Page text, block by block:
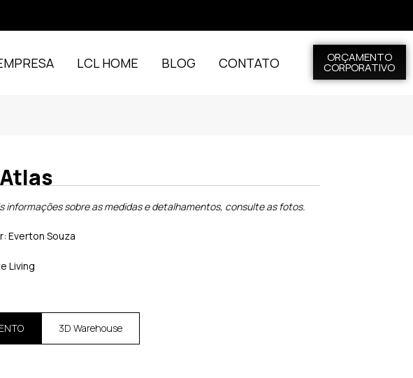
LCL HOME BLOG CONTATO ORÇAMENTO
CORPORATIVO
informações sobre as medidas e detalhamentos, consulte as fotos.
Everton Souza
Living
3D Warehouse